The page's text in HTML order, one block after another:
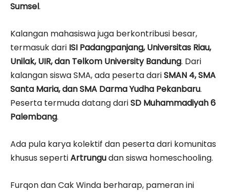
Sumsel.
Kalangan mahasiswa juga berkontribusi besar,
termasuk dari ISI Padangpanjang, Universitas Riau,
Unilak, UIR, dan Telkom University Bandung. Dari
kalangan siswa SMA, ada peserta dariSMAN 4, SMA
Santa Maria, dan SMA Darma Yudha Pekanbaru.
Peserta termuda datang dariSD Muhammadiyah 6
Palembang.
Ada pula karya kolektif dan peserta dari komunitas
khusus sepertiArtrungudan siswa homeschooling.
Furqon dan Cak Winda berharap, pameran ini